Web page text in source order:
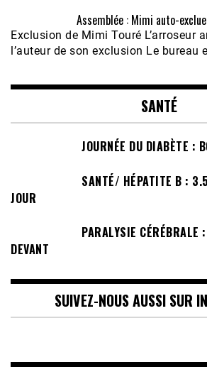
Assemblée : Mimi auto-exclue
Exclusion de Mimi Touré L’arroseur
l’auteur de son exclusion Le bureau
SANTÉ
JOURNÉE DU DIABÈTE :
SANTÉ/ HÉPATITE B :
JOUR
PARALYSIE CÉRÉBRALE
DEVANT
SUIVEZ-NOUS AUSSI SUR